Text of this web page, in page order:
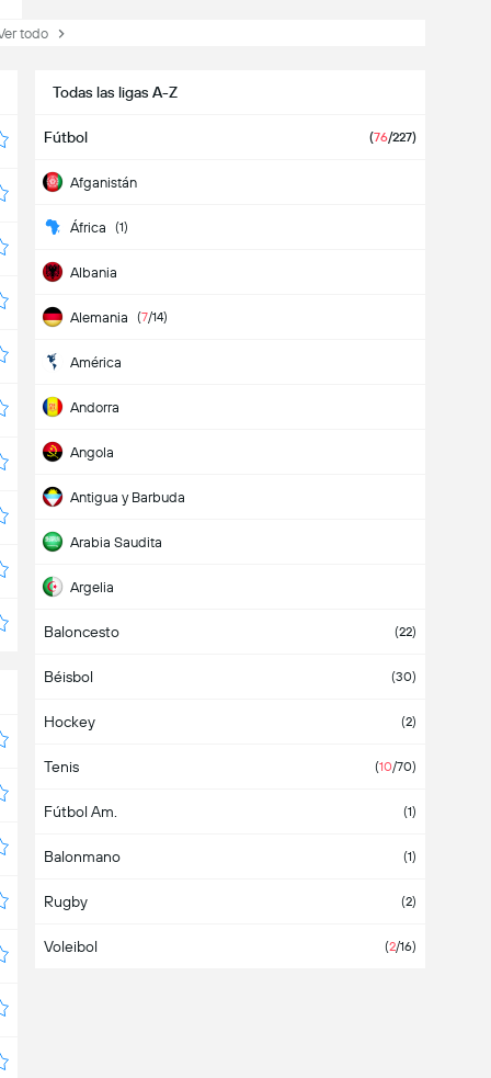
todo
Todas las ligas A-Z
Fútbol (76/227)
Afganistán
África (1)
Albania
Alemania (7/14)
América
Andorra
Angola
Antigua y Barbuda
Arabia Saudita
Argelia
Argentina
Armenia
Aruba
Asia
Australia
Austria
Azerbaiyán
Bahamas
Baloncesto (22)
Béisbol (30)
Hockey (2)
Tenis (10/70)
Fútbol Am. (1)
Balonmano (1)
Rugby (2)
Voleibol (2/16)